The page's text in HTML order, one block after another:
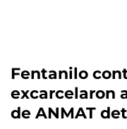
Fentanilo
excarcelaron
de ANMAT